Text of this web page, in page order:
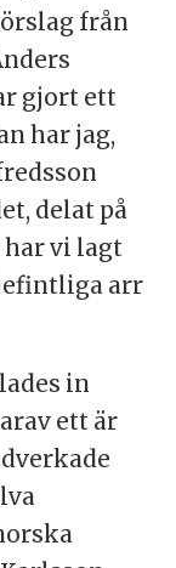
från
gjort ett
har jag,
delat på
har vi lagt
arr
in
ett är